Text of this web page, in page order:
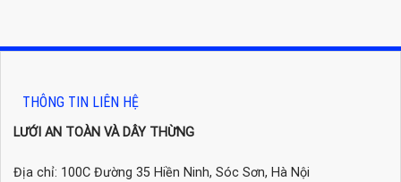
THÔNG TIN LIÊN HỆ
LƯỚI AN TOÀN VÀ DÂY THỪNG
Địa chỉ: 100C Đường 35 Hiền Ninh, Sóc Sơn, Hà Nội